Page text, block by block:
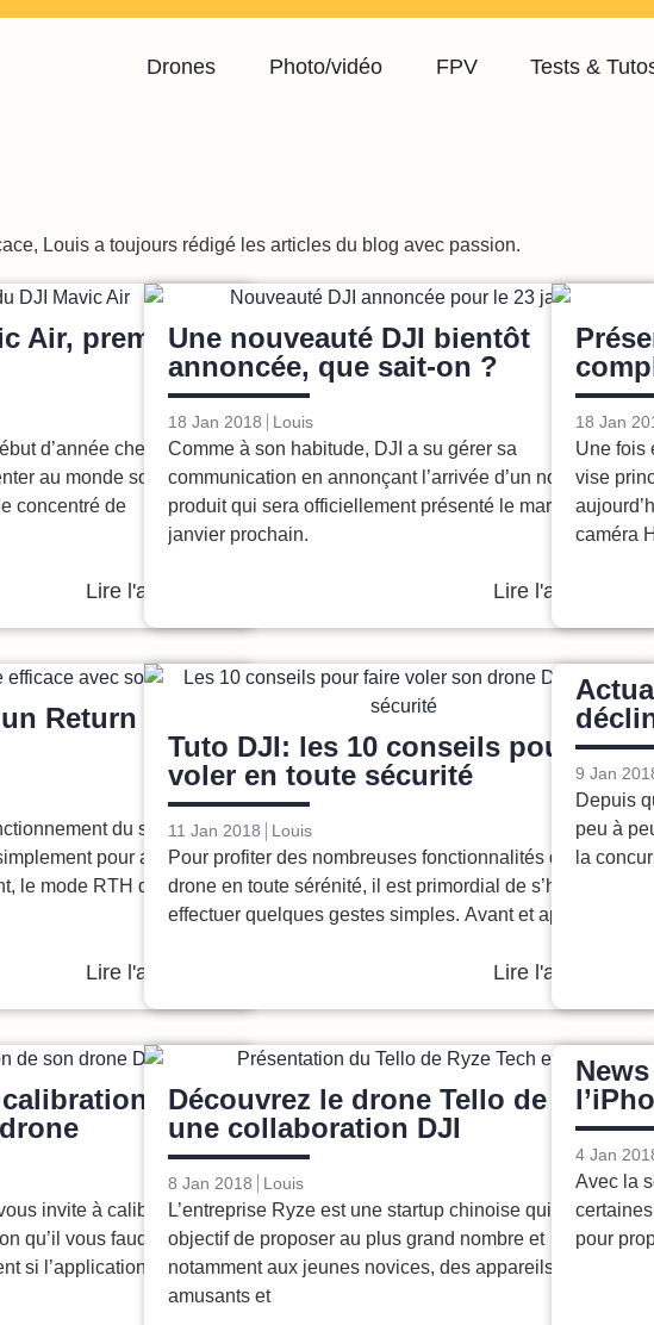
Drones Photo/vidéo FPV Tests &
Louis a toujours rédigé les articles du blog avec passion.
Air, première
d’année chez DJI. La
au monde son petit
concentré de
Lire l'article
Une nouveauté DJI bientôt
annoncée, que sait-on ?
18 Jan 2018 Louis
Comme à son habitude, DJI a su gérer sa
communication en annonçant l’arrivée d’un nouveau
produit qui sera officiellement présenté le mardi 23
janvier prochain.
Lire l'article
18 Jan
Une fois
vise
caméra
Return To
du système,
pour assurer un
le mode RTH des
Lire l'article
Tutos
Tuto DJI: les 10 conseils pour
voler en toute sécurité
11 Jan 2018 Louis
Pour profiter des nombreuses fonctionnalités de son
drone en toute sérénité, il est primordial de s’habituer à
effectuer quelques gestes simples. Avant et après votre
Lire l'article
9 Jan
Depuis
peu à
la
invite à calibrer l’IMU
qu’il vous faudra faire
si l’application
Drones
Découvrez le drone Tello de Ryze,
une collaboration DJI
8 Jan 2018 Louis
L’entreprise Ryze est une startup chinoise qui a pour
objectif de proposer au plus grand nombre et
notamment aux jeunes novices, des appareils
amusants et
4 Jan
Avec la
pour